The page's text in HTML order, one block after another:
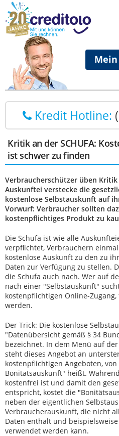
Mein
Kredit Hotline:
Kritik an der SCHUFA:
ist schwer zu finden
Verbraucherschützer üben Kritik
Auskunftei verstecke die
kostenlose Selbstauskunft auf
Vorwurf: Verbraucher sollten
kostenpflichtiges Produkt zu
Die Schufa ist wie alle
verpflichtet, Verbrauchern
kostenlose Auskunft zu den zu
Daten zur Verfügung zu stellen.
die Schufa auch nach. Wer auf
nach einer "Selbstauskunft"
kostenpflichtigen Online-
werden.
Der Trick: Die kostenlose
"Datenübersicht gemäß § 34
bezeichnet. In dem Menü auf
steht dieses Angebot an
kostenpflichtigen Angeboten,
Bonitätsauskunft" heißt.
kostenfrei ist und damit den
entspricht, kostet die
neben der eigentlichen
Verbraucherauskunft, die nicht
Daten enthält und
verwendet werden kann.